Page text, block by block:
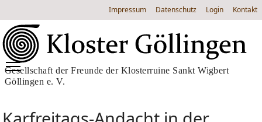
Kontakt
Login
Datenschutz
Impressum
Gesellschaft der Freunde der Klosterruine Sankt Wigbert
Göllingen e. V.